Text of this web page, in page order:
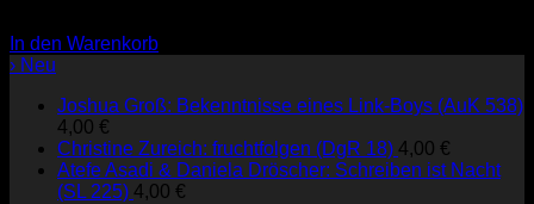
In den Warenkorb
› Neu
Joshua Groß: Bekenntnisse eines Link-Boys (AuK 538)
4,00 €
Christine Zureich: fruchtfolgen (DgR 18) 4,00 €
Atefe Asadi & Daniela Dröscher: Schreiben ist Nacht
(SL 225) 4,00 €